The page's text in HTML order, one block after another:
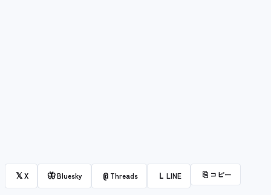
𝕏X 🦋Bluesky @ Threads L LINE ⎘ コピー